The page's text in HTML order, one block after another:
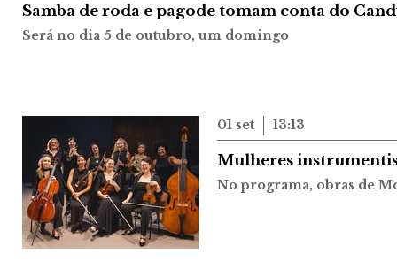
Samba de roda e pagode tomam conta do
Será no dia 5 de outubro, um domingo
01 set 13:13
Mulheres
No programa, obras de